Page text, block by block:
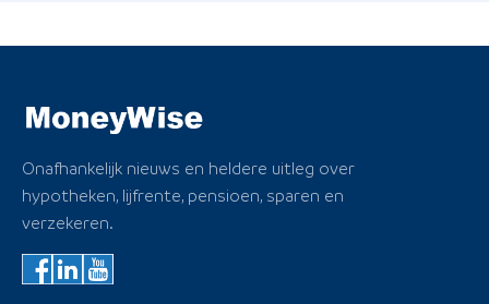
Onafhankelijk nieuws en heldere uitleg over
hypotheken, lijfrente, pensioen, sparen en
verzekeren.